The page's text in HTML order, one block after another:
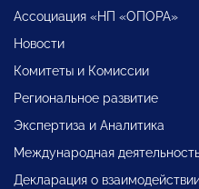
Ассоциация «НП «ОПОРА»
Новости
Комитеты и Комиссии
Региональное развитие
Экспертиза и Аналитика
Международная
Декларация о